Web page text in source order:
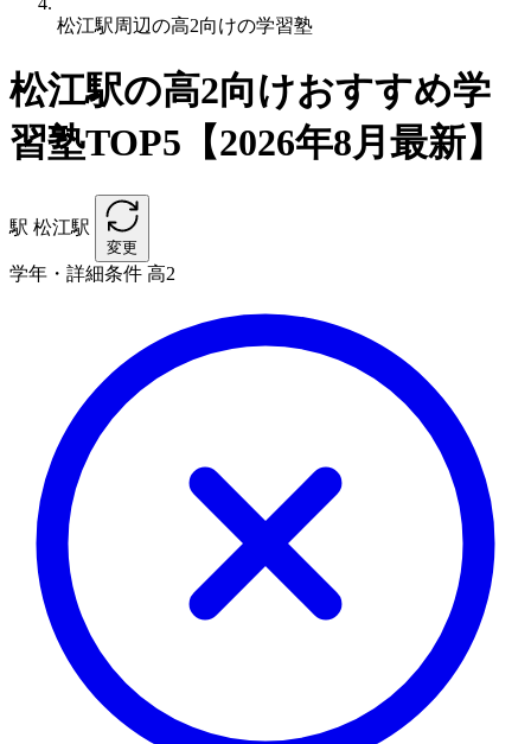
松江駅周辺の高2向けの学習塾
松江駅の高2向けおすすめ学
習塾TOP5【2026年8月最新】
駅 松江駅
変更
学年・詳細条件 高2